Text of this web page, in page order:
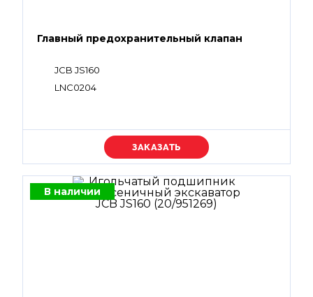
Главный предохранительный клапан
JCB JS160
LNC0204
Уточняйте цену
В наличии